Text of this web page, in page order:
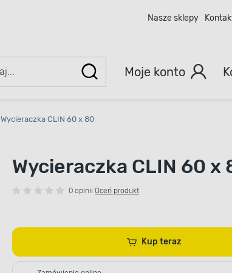
Nasze sklepy
Moje konto
Wycieraczka CLIN 60 x 80
Wycieraczka CLIN 60 x
0 opinii Oceń produkt
Kup teraz